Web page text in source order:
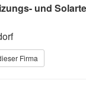
und
Firma